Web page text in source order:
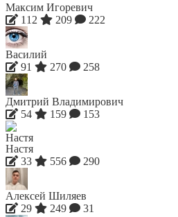
Максим Игоревич
112
209 222
Василий
91
270 258
Дмитрий Владимирович
54
159 153
Настя
33
556 290
Алексей Шиляев
29
249 31